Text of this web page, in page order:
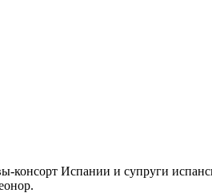
консорт Испании и супруги